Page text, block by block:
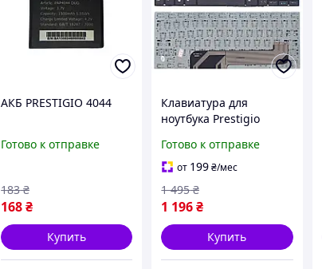
АКБ PRESTIGIO 4044
Готово к отправке
168₴
183 ₴
Купить
Клавиатура для
ноутбука Prestigio
(No Frame), RU buzyna
Готово к отправке
от 199₴/мес
1 196₴
1 495 ₴
Купить